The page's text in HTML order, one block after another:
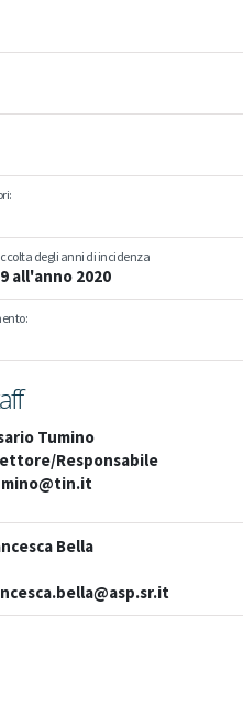
degli anni di incidenza
all'anno 2020
Tumino
Responsabile
Bella